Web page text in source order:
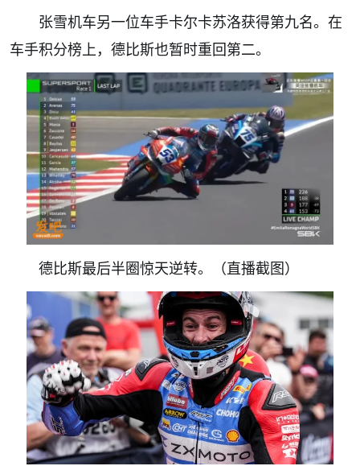
张雪机车另一位车手卡尔卡苏洛获得第九名。在
车手积分榜上，德比斯也暂时重回第二。
德比斯最后半圈惊天逆转。（直播截图）